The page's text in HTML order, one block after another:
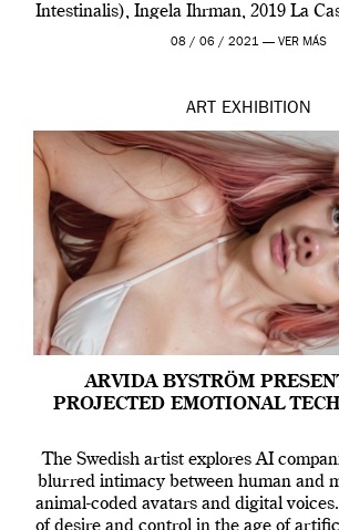
Intestinalis), Ingela Ihrman, 2019 La
Madrid y la Wellcome […]
08 / 06 / 2021 — VER MÁS
ART EXHIBITION
ARVIDA BYSTRÖM
PROJECTED EMOTIONAL
The Swedish artist explores AI
blurred intimacy between human and
animal-coded avatars and digital
of desire and control in the age of